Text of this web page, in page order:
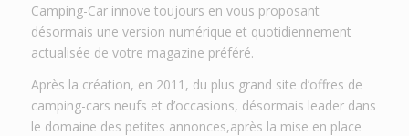
Camping-Car innove toujours en vous proposant
désormais une version numérique et quotidiennement
actualisée de votre magazine préféré.
Après la création, en 2011, du plus grand site d’offres de
camping-cars neufs et d’occasions, désormais leader dans
le domaine des petites annonces,après la mise en place